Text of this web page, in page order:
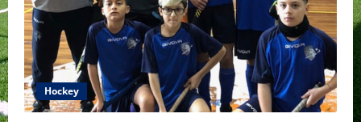
Hockey